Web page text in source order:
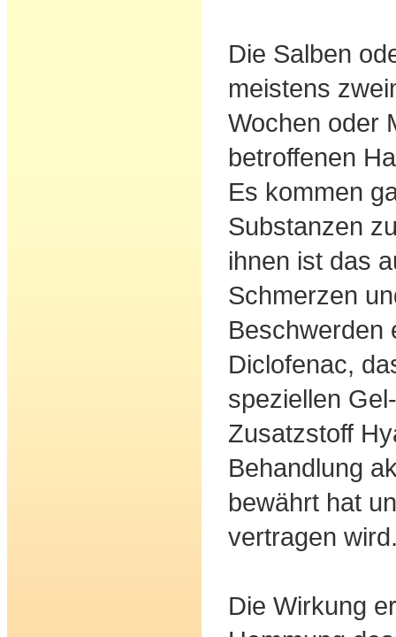
Die Salben
meistens
Wochen oder
betroffenen
Es kommen
Substanzen
ihnen ist das
Schmerzen
Beschwerden
Diclofenac,
speziellen
Zusatzstoff
Behandlung
bewährt hat
vertragen
Die Wirkung